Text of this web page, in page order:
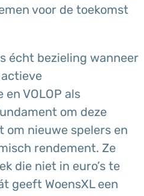
voor de toekomst
écht bezieling wanneer
VOLOP als
om deze
om nieuwe spelers en
rendement. Ze
die niet in euro’s te
geeft WoensXL een